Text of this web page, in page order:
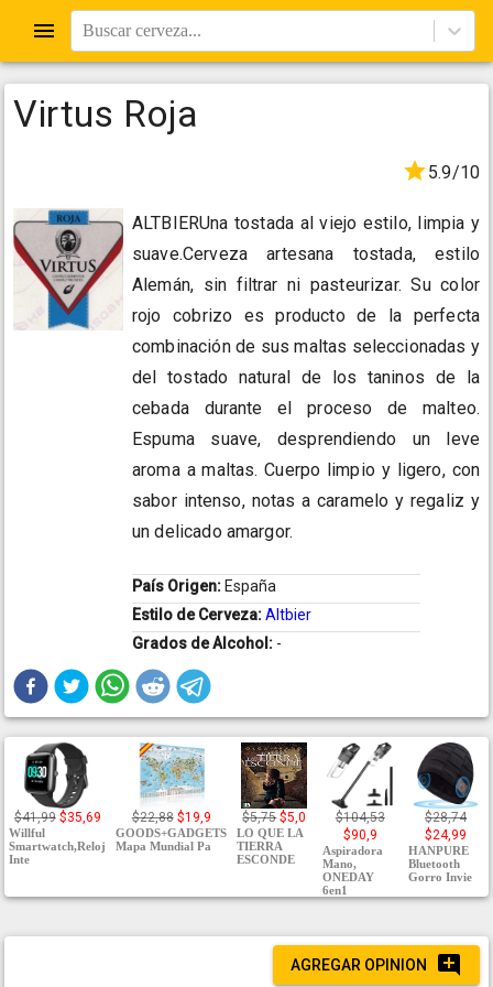
Buscar cerveza...
Virtus Roja
5.9/10
ALTBIERUna tostada al viejo estilo, limpia y
suave.Cerveza artesana tostada, estilo
Alemán, sin filtrar ni pasteurizar. Su color
rojo cobrizo es producto de la perfecta
combinación de sus maltas seleccionadas y
del tostado natural de los taninos de la
cebada durante el proceso de malteo.
Espuma suave, desprendiendo un leve
aroma a maltas. Cuerpo limpio y ligero, con
sabor intenso, notas a caramelo y regaliz y
un delicado amargor.
País Origen: España
Estilo de Cerveza:Altbier
Grados de Alcohol: -
$41,99 $35,69
Willful
Smartwatch,Reloj
Inte
$22,88 $19,9
GOODS+GADGETS
Mapa Mundial Pa
$5,75 $5,0
LO QUE LA
TIERRA
ESCONDE
$104,53
$90,9
Aspiradora
Mano,
ONEDAY
6en1
$28,74
$24,99
HANPURE
Bluetooth
Gorro Invie
AGREGAR OPINION